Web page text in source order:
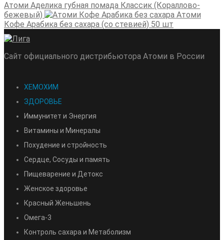
Атоми Аделика губная помада Классик (Кораллово-
бежевый)
Атоми
Кофе Арабика без сахара (со стевией) 50 шт
Сайт официального дистрибьютора Атоми в России
ХЕМОХИМ
ЗДОРОВЬЕ
Иммунитет и Энергия
Витамины и Минералы
Похудение и стройность
Сердце, Сосуды и память
Пищеварение и Детокс
Женское здоровье
Красный Женьшень
Омега-3
Контроль сахара и Метаболизм